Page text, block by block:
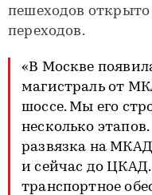
пешеходов
переходов.
«В Москве
магистраль от
шоссе. Мы его
несколько
развязка на
и сейчас до
транспортное